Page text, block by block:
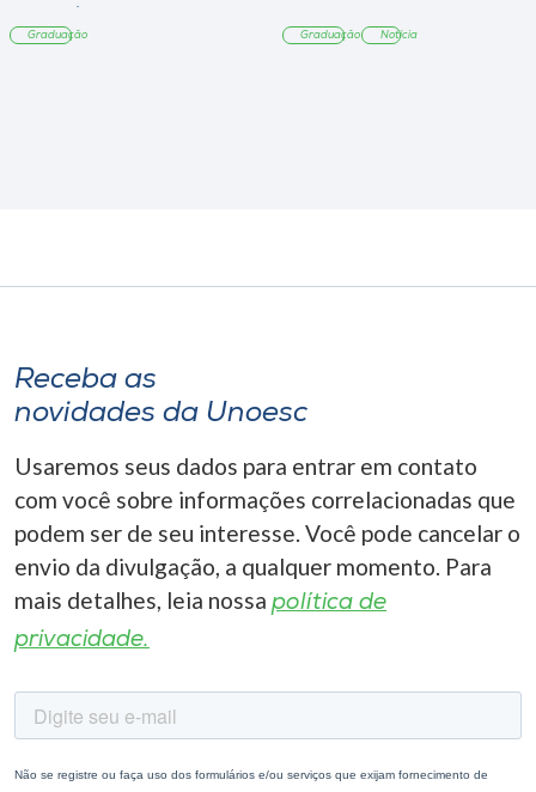
Graduação Graduação Notícia
Receba as
novidades da Unoesc
Usaremos seus dados para entrar em contato
com você sobre informações correlacionadas que
podem ser de seu interesse. Você pode cancelar o
envio da divulgação, a qualquer momento. Para
mais detalhes, leia nossa política de
privacidade.